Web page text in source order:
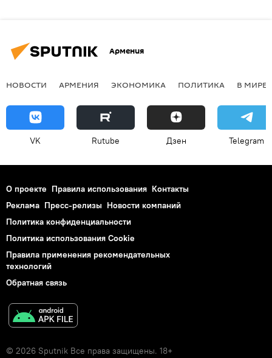
Армения
НОВОСТИ АРМЕНИЯ ЭКОНОМИКА ПОЛИТИКА В МИРЕ
VK Rutube Дзен Telegram
О проекте Правила использования Контакты
Реклама Пресс-релизы Новости компаний
Политика конфиденциальности
Политика использования Cookie
Правила применения рекомендательных
технологий
Обратная связь
© 2026 Sputnik Все права защищены. 18+